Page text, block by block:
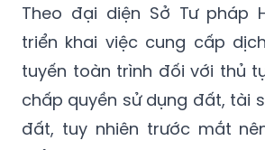
Theo đại diện Sở Tư pháp
triển khai việc cung cấp
tuyến toàn trình đối với thủ
chấp quyền sử dụng đất, tài
đất, tuy nhiên trước mắt